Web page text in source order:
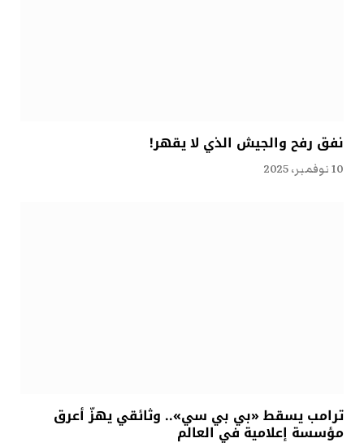
نفق رفح والجيش الذي لا يقهر!
10 نوفمبر، 2025
ترامب يسقط «بي بي سي».. وثائقي يهزّ أعرق
مؤسسة إعلامية في العالم